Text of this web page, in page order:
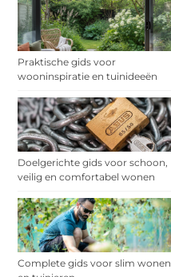
Praktische gids voor
wooninspiratie en tuinideeën
Doelgerichte gids voor schoon,
veilig en comfortabel wonen
Complete gids voor slim wonen